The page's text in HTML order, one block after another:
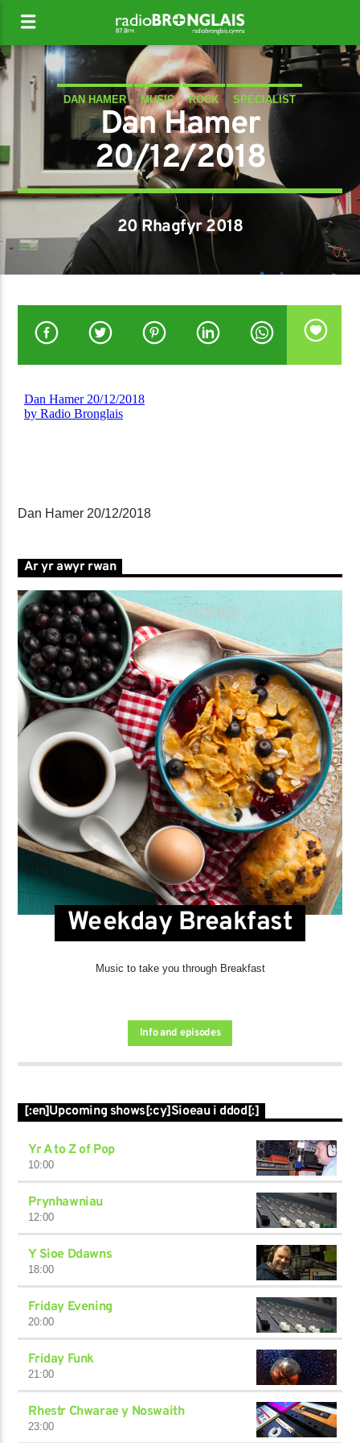
DAN HAMER MUSIC ROCK SPECIALIST
Dan Hamer
20/12/2018
20 Rhagfyr 2018
Dan Hamer 20/12/2018
Ar yr awyr rwan
Weekday Breakfast
Music to take you through Breakfast
Info and episodes
[:en]Upcoming shows[:cy]Sioeau i ddod[:]
Yr A to Z of Pop
10:00
Prynhawniau
12:00
Y Sioe Ddawns
18:00
Friday Evening
20:00
Friday Funk
21:00
Rhestr Chwarae y Noswaith
23:00